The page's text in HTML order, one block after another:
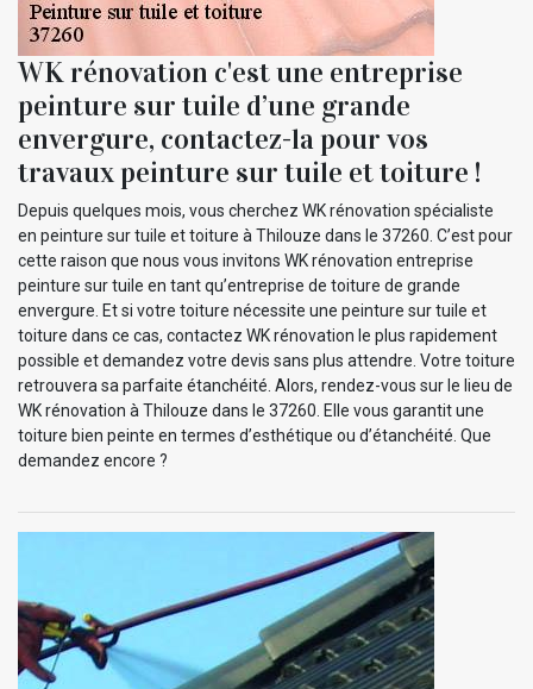
WK rénovation c'est une entreprise
peinture sur tuile d’une grande
envergure, contactez-la pour vos
travaux peinture sur tuile et toiture !
Depuis quelques mois, vous cherchez WK rénovation spécialiste
en peinture sur tuile et toiture à Thilouze dans le 37260. C’est pour
cette raison que nous vous invitons WK rénovation entreprise
peinture sur tuile en tant qu’entreprise de toiture de grande
envergure. Et si votre toiture nécessite une peinture sur tuile et
toiture dans ce cas, contactez WK rénovation le plus rapidement
possible et demandez votre devis sans plus attendre. Votre toiture
retrouvera sa parfaite étanchéité. Alors, rendez-vous sur le lieu de
WK rénovation à Thilouze dans le 37260. Elle vous garantit une
toiture bien peinte en termes d’esthétique ou d’étanchéité. Que
demandez encore ?